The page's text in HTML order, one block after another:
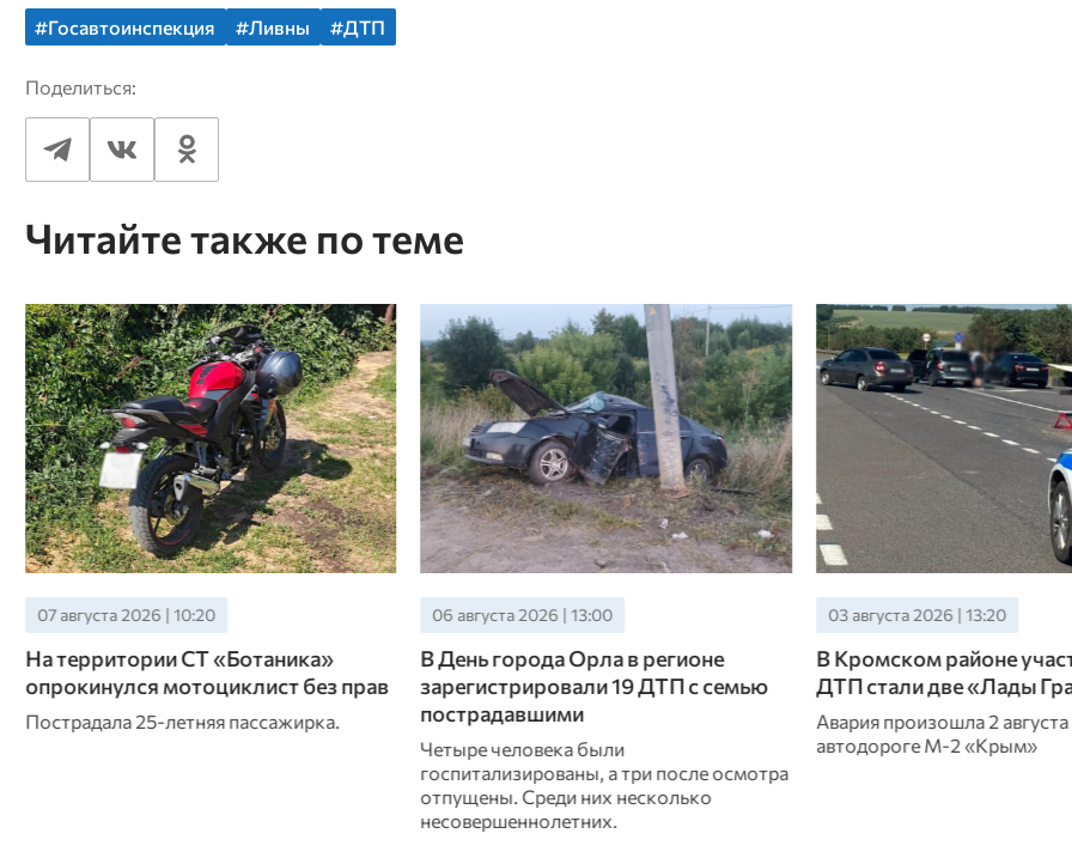
#Госавтоинспекция #Ливны #ДТП
Поделиться:
Читайте также по теме
06 августа 2026 | 13:00
В День города Орла в регионе
зарегистрировали 19 ДТП с семью
пострадавшими
03 августа 2026 | 13:20
В Кромском районе участниками
ДТП стали две «Лады Гранты»
Авария произошла 2 августа на
автодороге М-2 «Крым»
03 августа 2026 | 10:00
Ребенок на
пострадал в ДТП с
Дмитровске
10-летний мальчик не